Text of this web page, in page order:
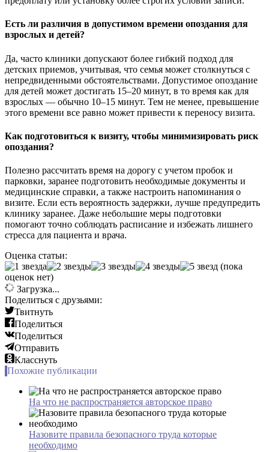
Есть ли различия в допустимом времени опоздания для
взрослых и детей?
Да, часто клиники допускают более гибкий подход для
детских приемов, учитывая, что семья может столкнуться с
непредвиденными обстоятельствами. Допустимое опоздание
для детей может достигать 15–20 минут, в то время как для
взрослых — обычно 10–15 минут. Тем не менее, превышение
этого времени все равно может привести к переносу визита.
Как подготовиться к визиту, чтобы минимизировать риск
опоздания?
Полезно рассчитать время на дорогу с учетом пробок и
парковки, заранее подготовить необходимые документы и
медицинские справки, а также настроить напоминания о
визите. Если есть вероятность задержки, лучше предупредить
клинику заранее. Даже небольшие меры подготовки
помогают точно соблюдать расписание и избежать лишнего
стресса для пациента и врача.
Оценка статьи:
(пока
оценок нет)
Загрузка...
Поделиться с друзьями:
Твитнуть
Поделиться
Поделиться
Отправить
Класснуть
Похожие публикации
На что не распространяется авторское право
Назовите правила безопасного труда которые
необходимо